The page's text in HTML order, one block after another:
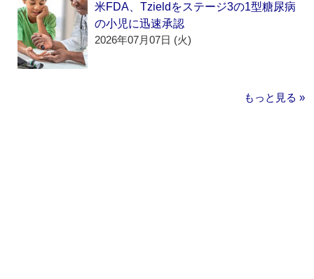
米FDA、Tzieldをステージ3の1型糖尿病
の小児に迅速承認
2026年07月07日 (火)
もっと見る »